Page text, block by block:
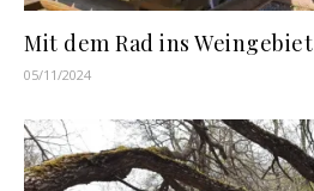
Mit dem Rad ins Weingebiet
05/11/2024